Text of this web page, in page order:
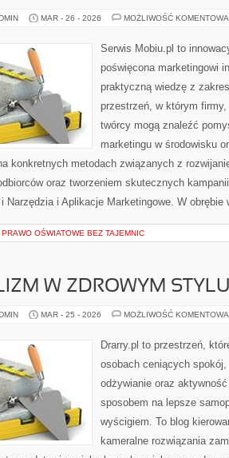
MAR - 26 - 2026 MOŻLIWOŚĆ
Serwis Mobiu.pl to
poświęcona marketingowi
praktyczną wiedzę z
przestrzeń, w którym
twórcy mogą znaleźć
marketingu w środowisku
konkretnych metodach związanych z
oraz tworzeniem skutecznych
i Narzędzia i Aplikacje Marketingowe. W
PRAWO OŚWIATOWE BEZ TAJEMNIC
W ZDROWYM
MAR - 25 - 2026 MOŻLIWOŚĆ
Drarry.pl to przestrzeń,
osobach ceniących
odżywianie oraz
sposobem na lepsze
wyścigiem. To blog
kameralne rozwiązania